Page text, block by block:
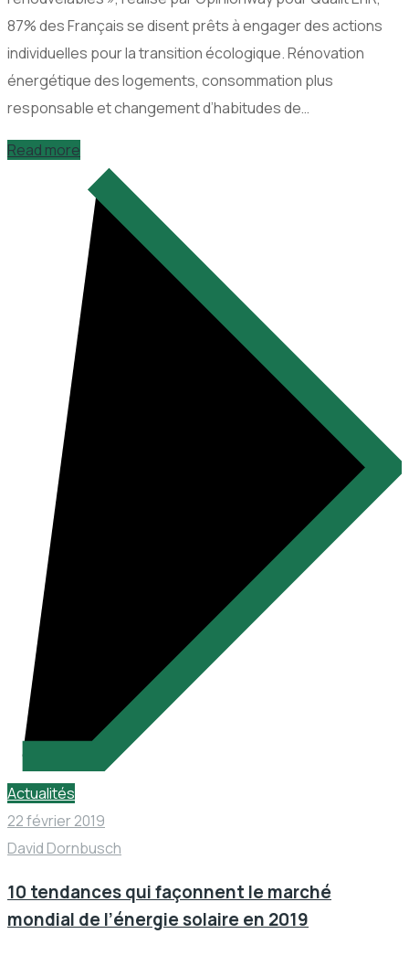
87% des Français se disent prêts à engager des actions
individuelles pour la transition écologique. Rénovation
énergétique des logements, consommation plus
responsable et changement d’habitudes de…
Read more
Actualités
22 février 2019
David Dornbusch
10 tendances qui façonnent le marché
mondial de l’énergie solaire en 2019